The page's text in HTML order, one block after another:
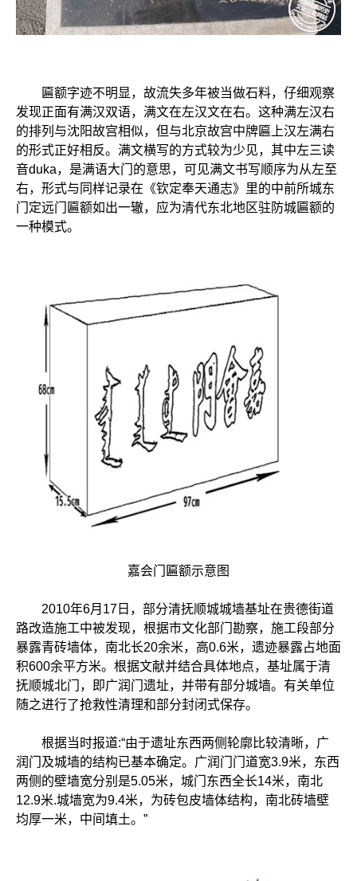
匾额字迹不明显，故流失多年被当做石料，仔细观察
发现正面有满汉双语，满文在左汉文在右。这种满左汉右
的排列与沈阳故宫相似，但与北京故宫中牌匾上汉左满右
的形式正好相反。满文横写的方式较为少见，其中左三读
音duka，是满语大门的意思，可见满文书写顺序为从左至
右，形式与同样记录在《钦定奉天通志》里的中前所城东
门定远门匾额如出一辙，应为清代东北地区驻防城匾额的
一种模式。
嘉会门匾额示意图
2010年6月17日，部分清抚顺城城墙基址在贵德街道
路改造施工中被发现，根据市文化部门勘察，施工段部分
暴露青砖墙体，南北长20余米，高0.6米，遗迹暴露占地面
积600余平方米。根据文献并结合具体地点，基址属于清
抚顺城北门，即广润门遗址，并带有部分城墙。有关单位
随之进行了抢救性清理和部分封闭式保存。
根据当时报道:“由于遗址东西两侧轮廓比较清晰，广
润门及城墙的结构已基本确定。广润门门道宽3.9米，东西
两侧的壁墙宽分别是5.05米，城门东西全长14米，南北
12.9米.城墙宽为9.4米，为砖包皮墙体结构，南北砖墙壁
均厚一米，中间填土。”